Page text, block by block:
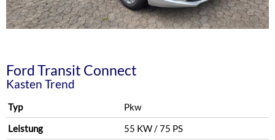
FordTransit Connect
Kasten Trend
Typ
Pkw
Leistung
55 KW / 75 PS